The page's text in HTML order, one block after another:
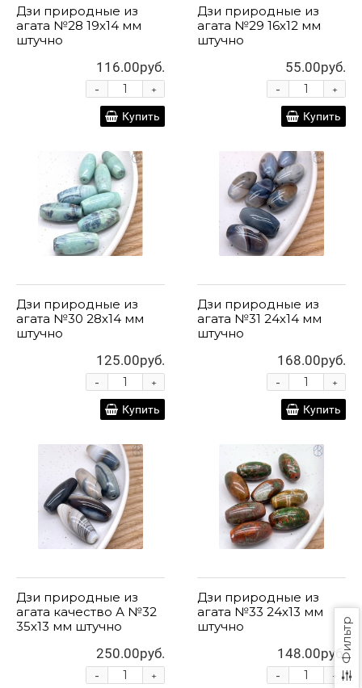
Фильтр
Дзи природные из
агата №28 19х14 мм
штучно
116.00руб.
+
-
Купить
Дзи природные из
агата №29 16х12 мм
штучно
55.00руб.
+
-
Купить
Дзи природные из
агата №30 28х14 мм
штучно
125.00руб.
+
-
Купить
Дзи природные из
агата №31 24х14 мм
штучно
168.00руб.
+
-
Купить
Дзи природные из
агата качество А №32
35х13 мм штучно
250.00руб.
+
-
Дзи природные из
агата №33 24х13 мм
штучно
148.00руб.
+
-